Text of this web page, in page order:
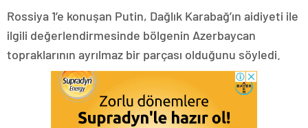
Rossiya 1’e konuşan Putin, Dağlık Karabağ’ın aidiyeti ile
ilgili değerlendirmesinde bölgenin Azerbaycan
topraklarının ayrılmaz bir parçası olduğunu söyledi.